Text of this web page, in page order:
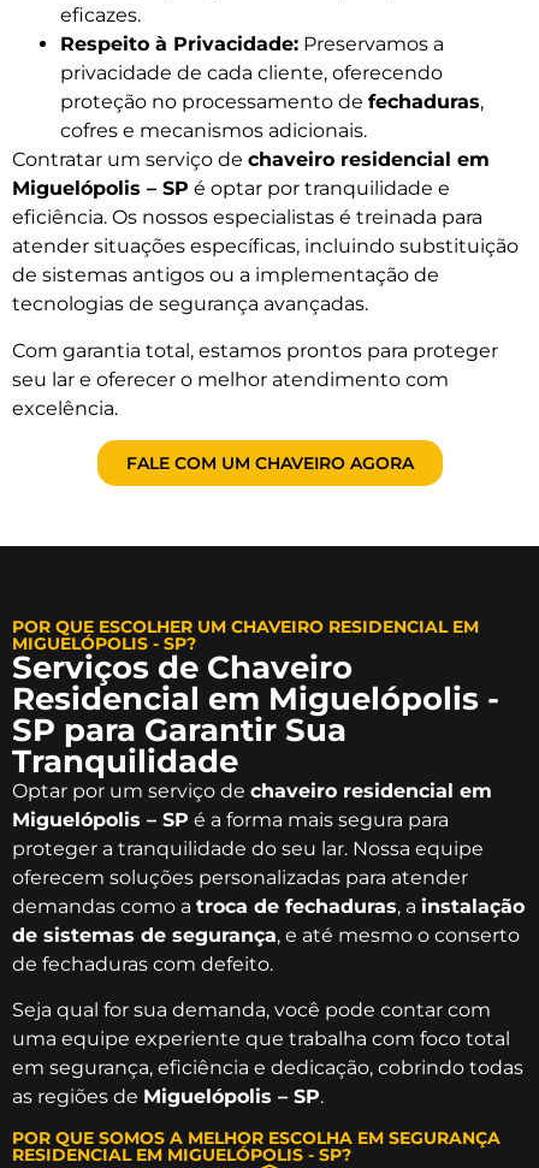
eficazes.
Respeito à Privacidade: Preservamos a
privacidade de cada cliente, oferecendo
proteção no processamento de fechaduras,
cofres e mecanismos adicionais.
Contratar um serviço de chaveiro residencial em
Miguelópolis – SP é optar por tranquilidade e
eficiência. Os nossos especialistas é treinada para
atender situações específicas, incluindo substituição
de sistemas antigos ou a implementação de
tecnologias de segurança avançadas.
Com garantia total, estamos prontos para proteger
seu lar e oferecer o melhor atendimento com
excelência.
FALE COM UM CHAVEIRO AGORA
POR QUE ESCOLHER UM CHAVEIRO RESIDENCIAL EM
MIGUELÓPOLIS - SP?
Serviços de Chaveiro
Residencial em Miguelópolis -
SP para Garantir Sua
Tranquilidade
Optar por um serviço de chaveiro residencial em
Miguelópolis – SP é a forma mais segura para
proteger a tranquilidade do seu lar. Nossa equipe
oferecem soluções personalizadas para atender
demandas como a troca de fechaduras, a instalação
de sistemas de segurança, e até mesmo o conserto
de fechaduras com defeito.
Seja qual for sua demanda, você pode contar com
uma equipe experiente que trabalha com foco total
em segurança, eficiência e dedicação, cobrindo todas
as regiões de Miguelópolis – SP.
POR QUE SOMOS A MELHOR ESCOLHA EM SEGURANÇA
RESIDENCIAL EM MIGUELÓPOLIS - SP?